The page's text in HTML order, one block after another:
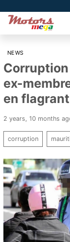
NEWS
ex-
en
2 years, 10 months
corruption